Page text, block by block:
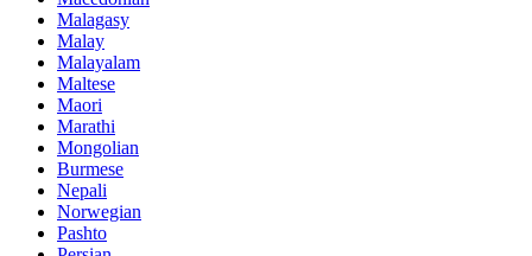
Malagasy
Malay
Malayalam
Maltese
Maori
Marathi
Mongolian
Burmese
Nepali
Norwegian
Pashto